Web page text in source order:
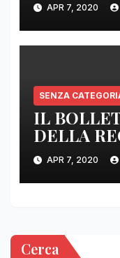
APR 7, 2020
SENZA
IL
DELLA
DELLE
APR 7, 2020
Cerca